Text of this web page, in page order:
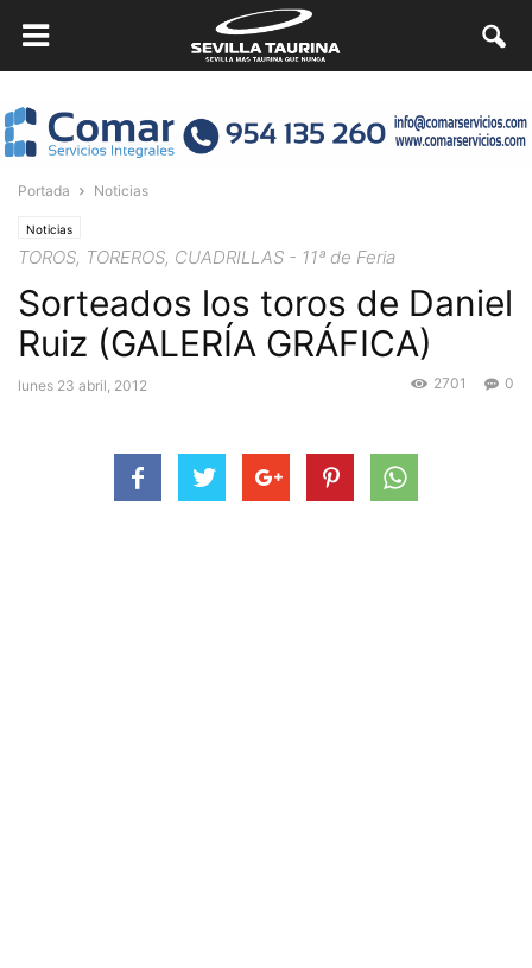
Portada Noticias
Noticias
TOROS, TOREROS, CUADRILLAS - 11ª de Feria
Sorteados los toros de Daniel
Ruiz (GALERÍA GRÁFICA)
lunes 23 abril, 2012 0
2701